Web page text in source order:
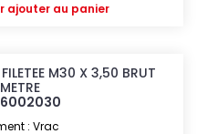
ajouter au panier
M30 X 3,50 BRUT
6002030
: Vrac